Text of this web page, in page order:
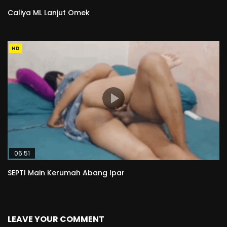
Caliya ML Lanjut Omek
HD
06:51
SEPTI Main Kerumah Abang Ipar
LEAVE YOUR COMMENT